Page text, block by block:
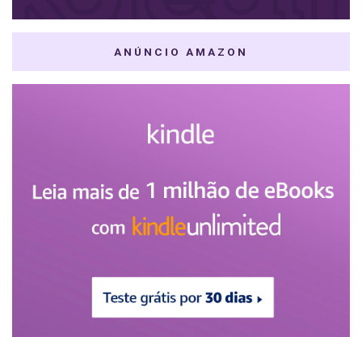
ANÚNCIO AMAZON